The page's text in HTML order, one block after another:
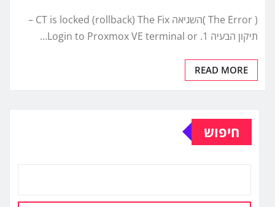
( The Error )השגיאה CT is locked (rollback) The Fix –
תיקון הבעיה 1. Login to Proxmox VE terminal or…
READ MORE
חיפוש